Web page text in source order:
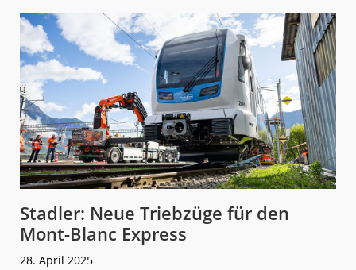
Pininfarina-
Bahn
auf
den
Rochers-
de-
Naye
Stadler: Neue Triebzüge für den
Mont-Blanc Express
28. April 2025